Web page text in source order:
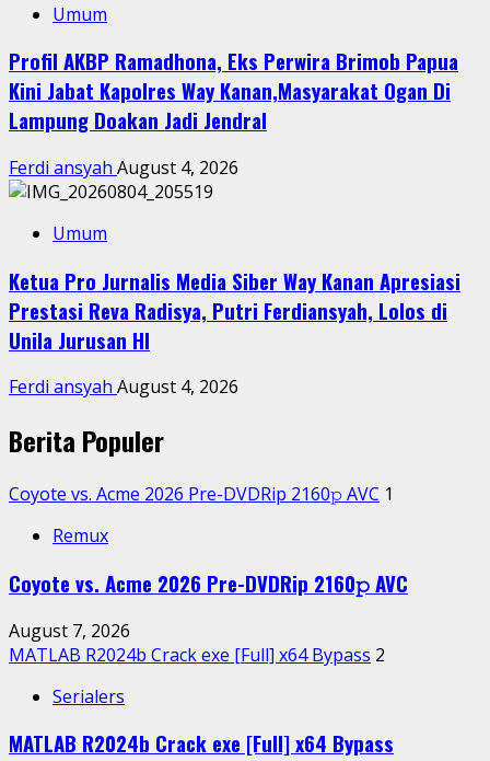
Umum
Profil AKBP Ramadhona, Eks Perwira Brimob Papua
Kini Jabat Kapolres Way Kanan,Masyarakat Ogan Di
Lampung Doakan Jadi Jendral
Ferdi ansyah August 4, 2026
Umum
Ketua Pro Jurnalis Media Siber Way Kanan Apresiasi
Prestasi Reva Radisya, Putri Ferdiansyah, Lolos di
Unila Jurusan HI
Ferdi ansyah August 4, 2026
Berita Populer
Coyote vs. Acme 2026 Pre-DVDRip 2160𝚙 AVC 1
Remux
Coyote vs. Acme 2026 Pre-DVDRip 2160𝚙 AVC
August 7, 2026
MATLAB R2024b Crack exe [Full] x64 Bypass 2
Serialers
MATLAB R2024b Crack exe [Full] x64 Bypass